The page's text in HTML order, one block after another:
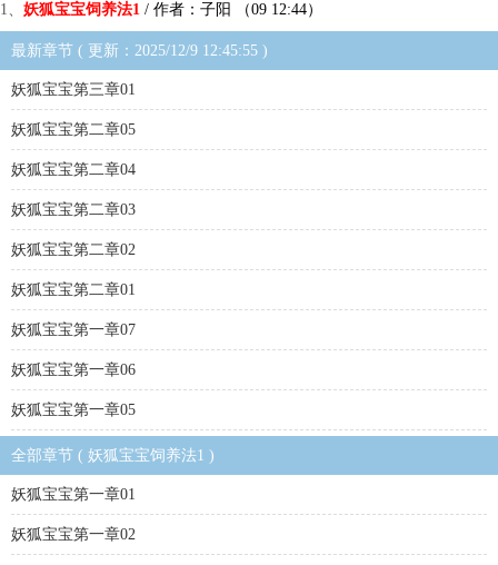
1、 妖狐宝宝饲养法1 / 作者：子阳 （09 12:44）
最新章节 ( 更新：2025/12/9 12:45:55 )
妖狐宝宝第三章01
妖狐宝宝第二章05
妖狐宝宝第二章04
妖狐宝宝第二章03
妖狐宝宝第二章02
妖狐宝宝第二章01
妖狐宝宝第一章07
妖狐宝宝第一章06
妖狐宝宝第一章05
全部章节 ( 妖狐宝宝饲养法1 )
妖狐宝宝第一章01
妖狐宝宝第一章02